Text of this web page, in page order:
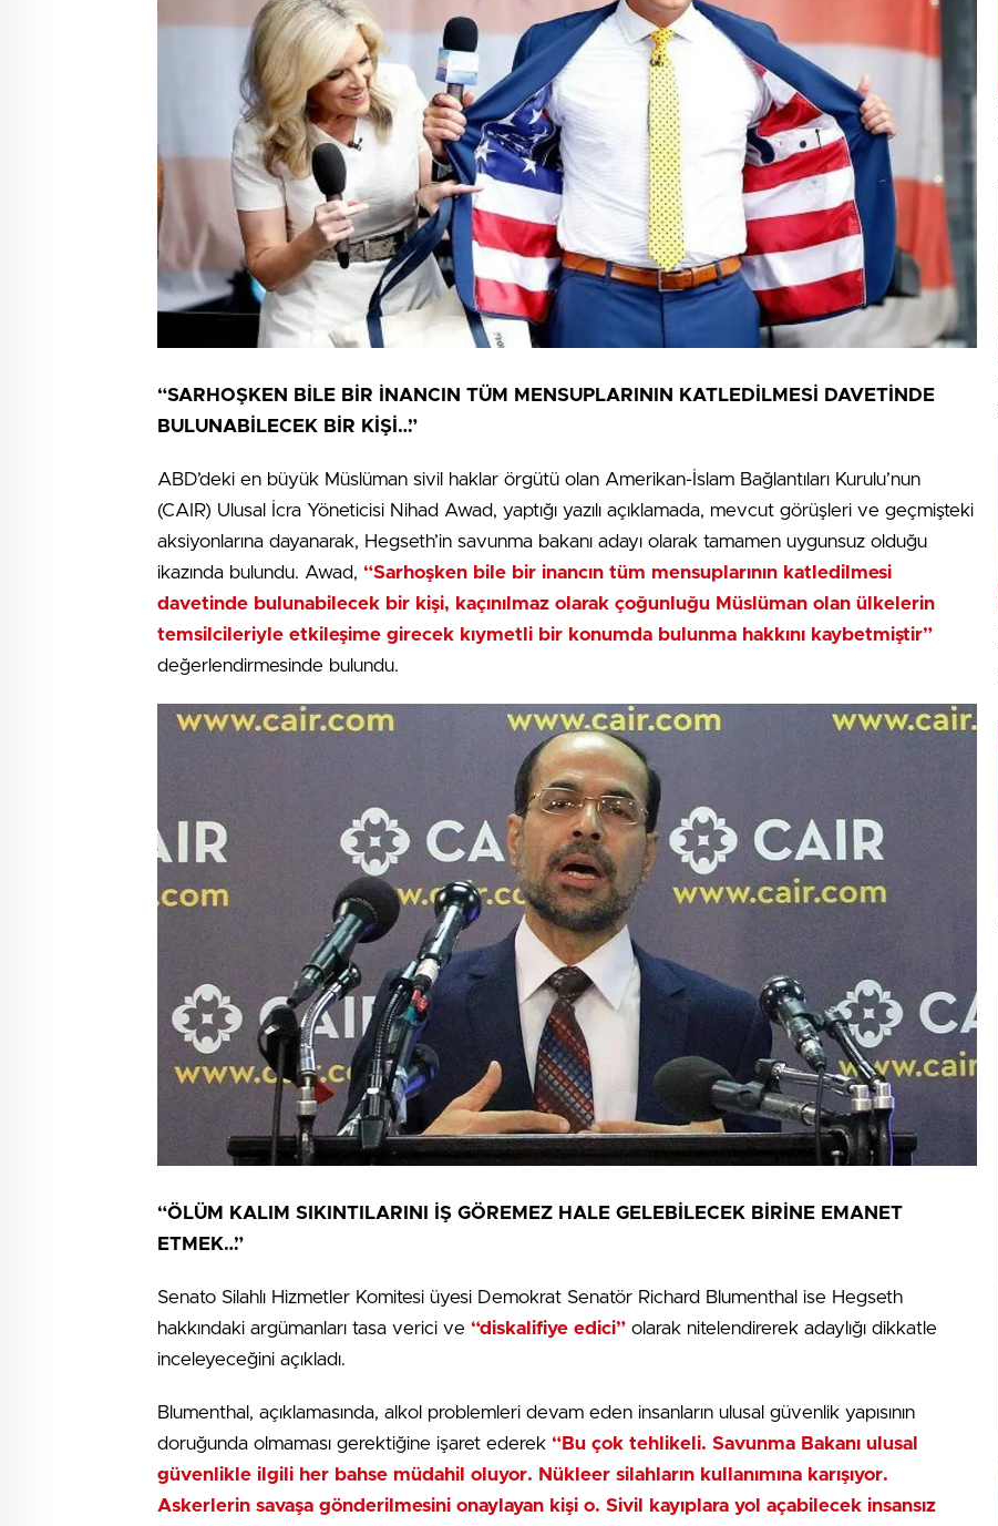
“SARHOŞKEN BİLE BİR İNANCIN TÜM MENSUPLARININ KATLEDİLMESİ DAVETİNDE
BULUNABİLECEK BİR KİŞİ…”
ABD’deki en büyük Müslüman sivil haklar örgütü olan Amerikan-İslam Bağlantıları Kurulu’nun
(CAIR) Ulusal İcra Yöneticisi Nihad Awad, yaptığı yazılı açıklamada, mevcut görüşleri ve geçmişteki
aksiyonlarına dayanarak, Hegseth’in savunma bakanı adayı olarak tamamen uygunsuz olduğu
ikazında bulundu. Awad, “Sarhoşken bile bir inancın tüm mensuplarının katledilmesi
davetinde bulunabilecek bir kişi, kaçınılmaz olarak çoğunluğu Müslüman olan ülkelerin
temsilcileriyle etkileşime girecek kıymetli bir konumda bulunma hakkını kaybetmiştir”
değerlendirmesinde bulundu.
“ÖLÜM KALIM SIKINTILARINI İŞ GÖREMEZ HALE GELEBİLECEK BİRİNE EMANET
ETMEK…”
Senato Silahlı Hizmetler Komitesi üyesi Demokrat Senatör Richard Blumenthal ise Hegseth
hakkındaki argümanları tasa verici ve “diskalifiye edici” olarak nitelendirerek adaylığı dikkatle
inceleyeceğini açıkladı.
Blumenthal, açıklamasında, alkol problemleri devam eden insanların ulusal güvenlik yapısının
doruğunda olmaması gerektiğine işaret ederek “Bu çok tehlikeli. Savunma Bakanı ulusal
güvenlikle ilgili her bahse müdahil oluyor. Nükleer silahların kullanımına karışıyor.
Askerlerin savaşa gönderilmesini onaylayan kişi o. Sivil kayıplara yol açabilecek insansız